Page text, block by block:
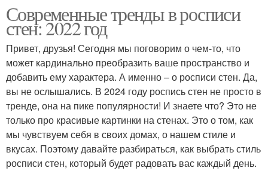
Современные тренды в росписи
стен: 2022 год
Привет, друзья! Сегодня мы поговорим о чем-то, что
может кардинально преобразить ваше пространство и
добавить ему характера. А именно – о росписи стен. Да,
вы не ослышались. В 2024 году роспись стен не просто в
тренде, она на пике популярности! И знаете что? Это не
только про красивые картинки на стенах. Это о том, как
мы чувствуем себя в своих домах, о нашем стиле и
вкусах. Поэтому давайте разбираться, как выбрать стиль
росписи стен, который будет радовать вас каждый день.